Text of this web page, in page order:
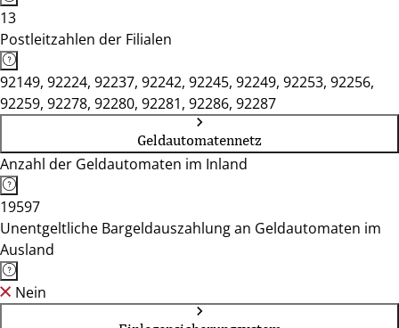
13
Postleitzahlen der Filialen
92149, 92224, 92237, 92242, 92245, 92249, 92253, 92256,
92259, 92278, 92280, 92281, 92286, 92287
Geldautomatennetz
Anzahl der Geldautomaten im Inland
19597
Unentgeltliche Bargeldauszahlung an Geldautomaten im
Ausland
Nein